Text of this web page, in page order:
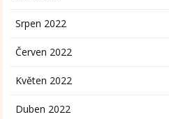
Srpen 2022
Červen 2022
Květen 2022
Duben 2022